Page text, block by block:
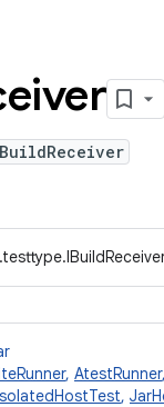
, AtestRunner,
,